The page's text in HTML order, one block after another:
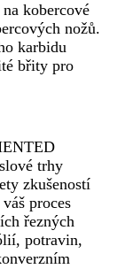
kobercové
nožů.
karbidu
břity pro
trhy
zkušeností
proces
řezných
potravin,